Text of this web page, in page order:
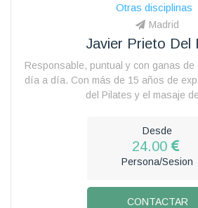
Otras disciplinas
Madrid
Javier Prieto Del
Responsable, puntual y con ganas de
día a día. Con más de 15 años de
del Pilates y el masaje
Desde
24.00
Persona/Sesion
CONTACTAR